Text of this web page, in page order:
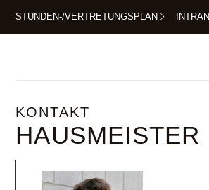
STUNDEN-/VERTRETUNGSPLAN
KONTAKT
HAUSMEISTER